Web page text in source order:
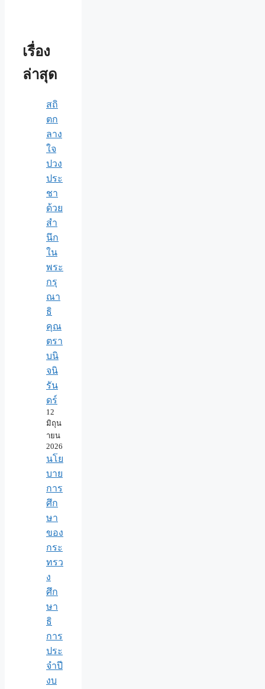
เรื่อง
ล่าสุด
สถิ
ตก
ลาง
ใจ
ปวง
ประ
ชา
ด้วย
สำ
นึก
ใน
พระ
กรุ
ณา
ธิ
คุณ
ตรา
บนิ
จนิ
รัน
ดร์
12
มิถุน
ายน
2026
นโย
บาย
การ
ศึก
ษา
ของ
กระ
ทรว
ง
ศึก
ษา
ธิ
การ
ประ
จำปี
งบ